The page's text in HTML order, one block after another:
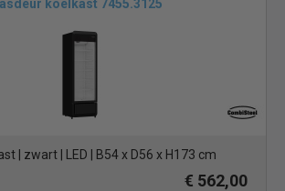
koelkast 7455.3125
| zwart | LED | B54 x D56 x H173 cm
€ 562,00